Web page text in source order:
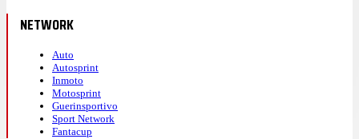
NETWORK
Auto
Autosprint
Inmoto
Motosprint
Guerinsportivo
Sport Network
Fantacup